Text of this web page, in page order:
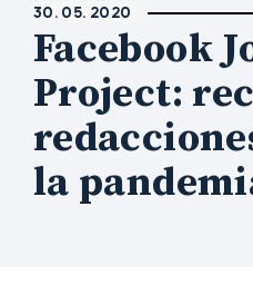
30. 05. 2020
Facebook
Project:
la